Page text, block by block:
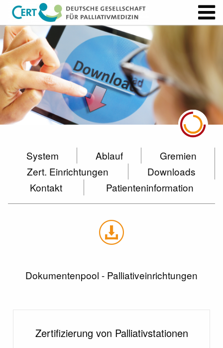
System Ablauf
Gremien
Zert. Einrichtungen
Downloads
Kontakt
Patienteninformation
Dokumentenpool - Palliativeinrichtungen
Zertifizierung von Palliativstationen